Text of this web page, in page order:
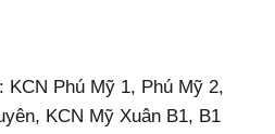
KCN Phú Mỹ 1, Phú Mỹ 2,
KCN Mỹ Xuân B1, B1